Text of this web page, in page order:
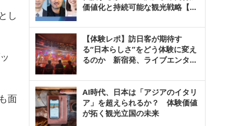
し
面
価値化と持続可能な観光戦略【セ
【体験レポ】訪日客が期待す
る“日本らしさ”をどう体験に変え
るのか 新宿発、ライブエンタメ
AI時代、日本は「アジアのイタリ
ア」を超えられるか？ 体験価値
が拓く観光立国の未来